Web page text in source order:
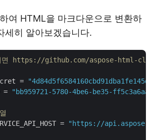
여 HTML을 마크다운으로 변환하
세히 알아보겠습니다.
면 https://github.com/aspose-html-
=
= "bb959721-5780-4be6-be35-
= "https://